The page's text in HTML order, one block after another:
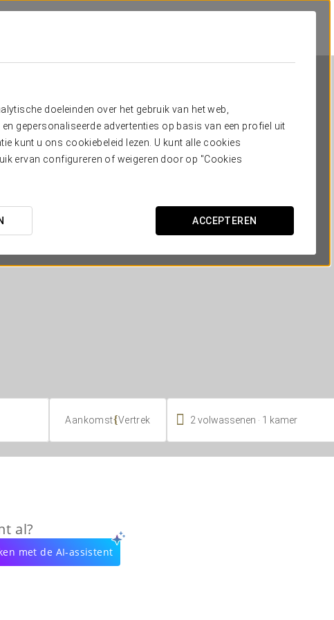
doeleinden over het gebruik van het web,
gepersonaliseerde advertenties op basis van een profiel uit
kunt u ons cookiebeleid lezen. U kunt alle cookies
ervan configureren of weigeren door op "Cookies
ACCEPTEREN
MADRID
Aankomst{Vertrek  2 volwassenen 1 kamer
al?
met de AI-assistent